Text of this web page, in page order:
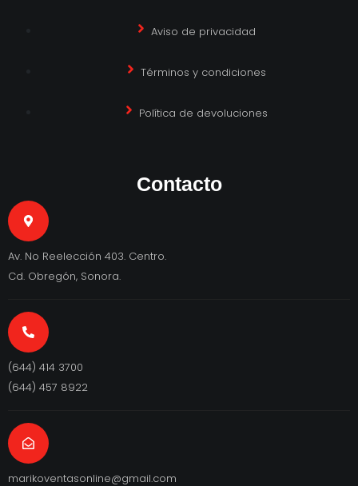
Aviso de privacidad
Términos y condiciones
Política de devoluciones
Contacto
Av. No Reelección 403. Centro.
Cd. Obregón, Sonora.
(644) 414 3700
(644) 457 8922
marikoventasonline@gmail.com